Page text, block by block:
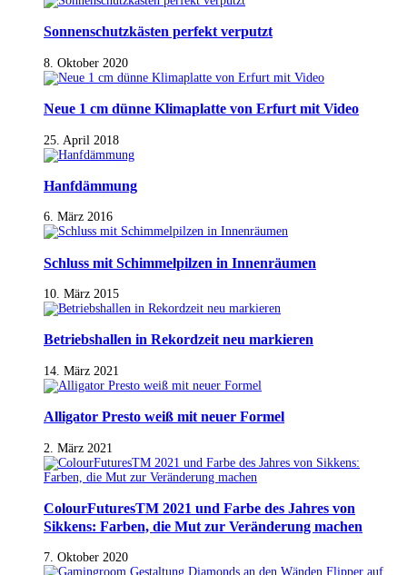
Sonnenschutzkästen perfekt verputzt
8. Oktober 2020
Neue 1 cm dünne Klimaplatte von Erfurt mit Video
25. April 2018
Hanfdämmung
6. März 2016
Schluss mit Schimmelpilzen in Innenräumen
10. März 2015
Betriebshallen in Rekordzeit neu markieren
14. März 2021
Alligator Presto weiß mit neuer Formel
2. März 2021
ColourFuturesTM 2021 und Farbe des Jahres von
Sikkens: Farben, die Mut zur Veränderung machen
7. Oktober 2020